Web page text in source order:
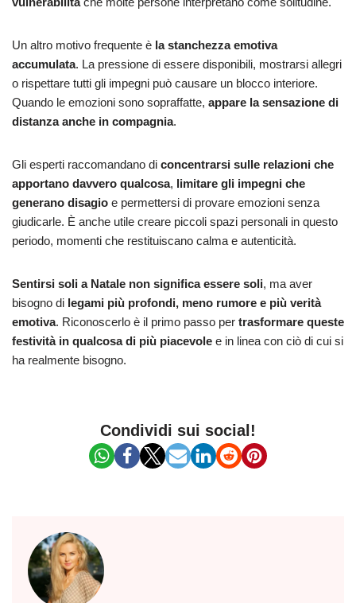
Un altro motivo frequente è la stanchezza emotiva
accumulata. La pressione di essere disponibili, mostrarsi allegri
o rispettare tutti gli impegni può causare un blocco interiore.
Quando le emozioni sono sopraffatte, appare la sensazione di
distanza anche in compagnia.
Gli esperti raccomandano di concentrarsi sulle relazioni che
apportano davvero qualcosa, limitare gli impegni che
generano disagio e permettersi di provare emozioni senza
giudicarle. È anche utile creare piccoli spazi personali in questo
periodo, momenti che restituiscano calma e autenticità.
Sentirsi soli a Natale non significa essere soli, ma aver
bisogno di legami più profondi, meno rumore e più verità
emotiva. Riconoscerlo è il primo passo per trasformare queste
festività in qualcosa di più piacevole e in linea con ciò di cui si
ha realmente bisogno.
Condividi sui social!